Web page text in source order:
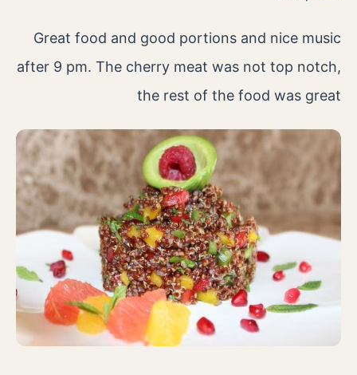
Great food and good portions and nice music
after 9 pm. The cherry meat was not top notch,
the rest of the food was great